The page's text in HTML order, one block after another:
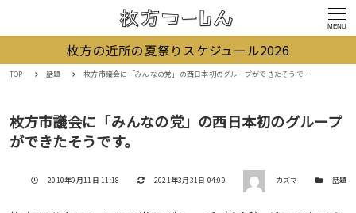
MENU
枚方の近所の夏祭りスケジュール2026
TOP 話題 枚方市議会に「みんなの党」の西日本初のグループができたそうです。
枚方市議会に「みんなの党」の西日本初のグループ
ができたそうです。
投稿日
2010年9月11日 11:18 更新日
2021年3月31日 04:09 著者 カズマ カテゴリー
話題